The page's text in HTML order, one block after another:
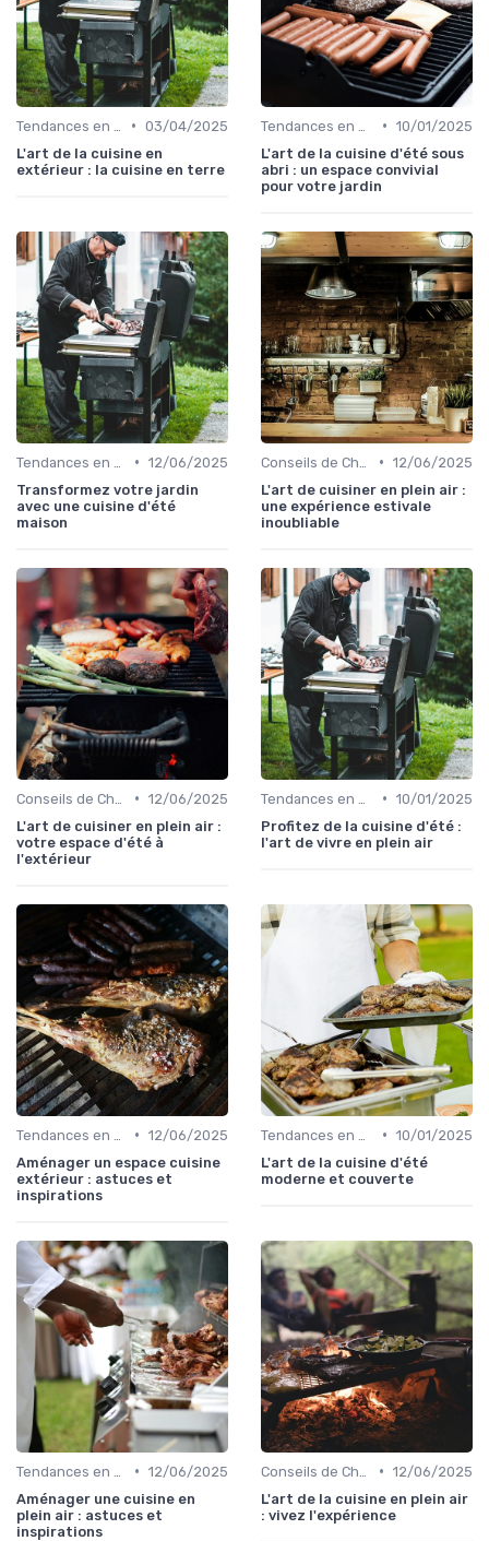
• 03/04/2025
L'art de la cuisine en
extérieur : la cuisine en terre
• 10/01/2025
L'art de la cuisine d'été sous
abri : un espace convivial
pour votre jardin
• 12/06/2025
Transformez votre jardin
avec une cuisine d'été
maison
• 12/06/2025
L'art de cuisiner en plein air :
une expérience estivale
inoubliable
• 12/06/2025
L'art de cuisiner en plein air :
votre espace d'été à
l'extérieur
• 10/01/2025
Profitez de la cuisine d'été :
l'art de vivre en plein air
• 12/06/2025
Aménager un espace cuisine
extérieur : astuces et
inspirations
• 10/01/2025
L'art de la cuisine d'été
moderne et couverte
• 12/06/2025
Aménager une cuisine en
plein air : astuces et
inspirations
• 12/06/2025
L'art de la cuisine en plein air
: vivez l'expérience